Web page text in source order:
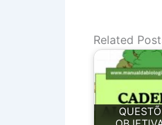
Related